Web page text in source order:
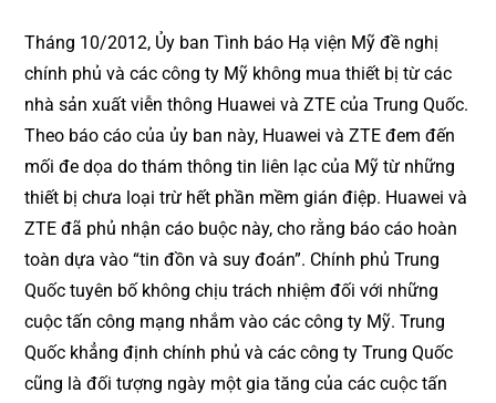
Tháng 10/2012, Ủy ban Tình báo Hạ viện Mỹ đề nghị
chính phủ và các công ty Mỹ không mua thiết bị từ các
nhà sản xuất viễn thông Huawei và ZTE của Trung Quốc.
Theo báo cáo của ủy ban này, Huawei và ZTE đem đến
mối đe dọa do thám thông tin liên lạc của Mỹ từ những
thiết bị chưa loại trừ hết phần mềm gián điệp. Huawei và
ZTE đã phủ nhận cáo buộc này, cho rằng báo cáo hoàn
toàn dựa vào “tin đồn và suy đoán”. Chính phủ Trung
Quốc tuyên bố không chịu trách nhiệm đối với những
cuộc tấn công mạng nhắm vào các công ty Mỹ. Trung
Quốc khẳng định chính phủ và các công ty Trung Quốc
cũng là đối tượng ngày một gia tăng của các cuộc tấn